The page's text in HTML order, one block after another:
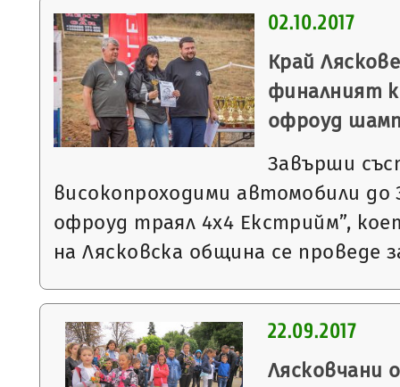
02.10.2017
Край
финалният
офроуд
Завърши
високопроходими автомобили до
офроуд траял 4х4 Екстрийм”,
на Лясковска община се проведе
22.09.2017
Лясковчани